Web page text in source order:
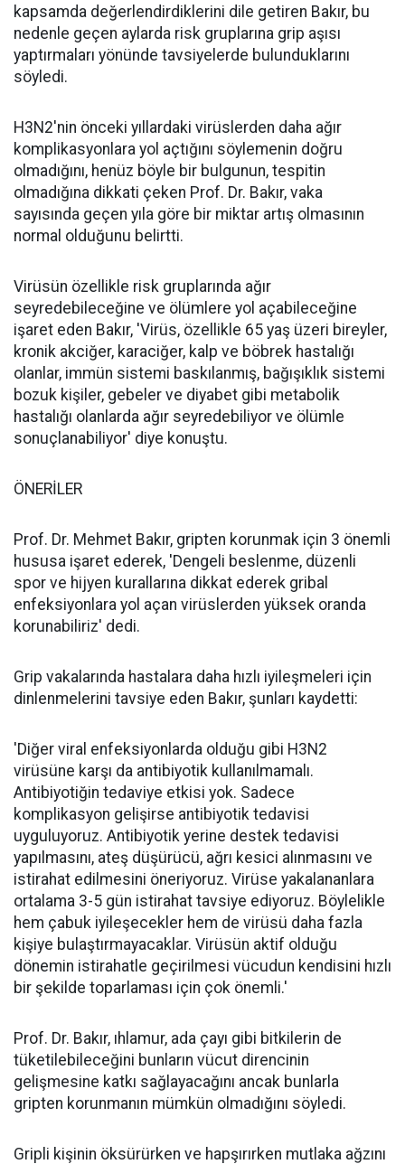
kapsamda değerlendirdiklerini dile getiren Bakır, bu
nedenle geçen aylarda risk gruplarına grip aşısı
yaptırmaları yönünde tavsiyelerde bulunduklarını
söyledi.
H3N2'nin önceki yıllardaki virüslerden daha ağır
komplikasyonlara yol açtığını söylemenin doğru
olmadığını, henüz böyle bir bulgunun, tespitin
olmadığına dikkati çeken Prof. Dr. Bakır, vaka
sayısında geçen yıla göre bir miktar artış olmasının
normal olduğunu belirtti.
Virüsün özellikle risk gruplarında ağır
seyredebileceğine ve ölümlere yol açabileceğine
işaret eden Bakır, 'Virüs, özellikle 65 yaş üzeri bireyler,
kronik akciğer, karaciğer, kalp ve böbrek hastalığı
olanlar, immün sistemi baskılanmış, bağışıklık sistemi
bozuk kişiler, gebeler ve diyabet gibi metabolik
hastalığı olanlarda ağır seyredebiliyor ve ölümle
sonuçlanabiliyor' diye konuştu.
ÖNERİLER
Prof. Dr. Mehmet Bakır, gripten korunmak için 3 önemli
hususa işaret ederek, 'Dengeli beslenme, düzenli
spor ve hijyen kurallarına dikkat ederek gribal
enfeksiyonlara yol açan virüslerden yüksek oranda
korunabiliriz' dedi.
Grip vakalarında hastalara daha hızlı iyileşmeleri için
dinlenmelerini tavsiye eden Bakır, şunları kaydetti:
'Diğer viral enfeksiyonlarda olduğu gibi H3N2
virüsüne karşı da antibiyotik kullanılmamalı.
Antibiyotiğin tedaviye etkisi yok. Sadece
komplikasyon gelişirse antibiyotik tedavisi
uyguluyoruz. Antibiyotik yerine destek tedavisi
yapılmasını, ateş düşürücü, ağrı kesici alınmasını ve
istirahat edilmesini öneriyoruz. Virüse yakalananlara
ortalama 3-5 gün istirahat tavsiye ediyoruz. Böylelikle
hem çabuk iyileşecekler hem de virüsü daha fazla
kişiye bulaştırmayacaklar. Virüsün aktif olduğu
dönemin istirahatle geçirilmesi vücudun kendisini hızlı
bir şekilde toparlaması için çok önemli.'
Prof. Dr. Bakır, ıhlamur, ada çayı gibi bitkilerin de
tüketilebileceğini bunların vücut direncinin
gelişmesine katkı sağlayacağını ancak bunlarla
gripten korunmanın mümkün olmadığını söyledi.
Gripli kişinin öksürürken ve hapşırırken mutlaka ağzını